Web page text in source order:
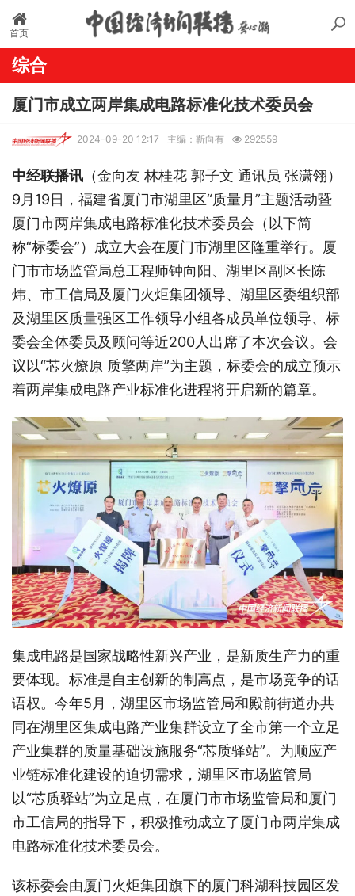
首页
综合
厦门市成立两岸集成电路标准化技术委员会
2024-09-20 12:17 主编：靳向有 292559
中经联播讯 （金向友 林桂花 郭子文 通讯员 张潇翎）
9月19日，福建省厦门市湖里区“质量月”主题活动暨
厦门市两岸集成电路标准化技术委员会（以下简
称“标委会”）成立大会在厦门市湖里区隆重举行。厦
门市市场监管局总工程师钟向阳、湖里区副区长陈
炜、市工信局及厦门火炬集团领导、湖里区委组织部
及湖里区质量强区工作领导小组各成员单位领导、标
委会全体委员及顾问等近200人出席了本次会议。会
议以“芯火燎原 质擎两岸”为主题，标委会的成立预示
着两岸集成电路产业标准化进程将开启新的篇章。
集成电路是国家战略性新兴产业，是新质生产力的重
要体现。标准是自主创新的制高点，是市场竞争的话
语权。今年5月，湖里区市场监管局和殿前街道办共
同在湖里区集成电路产业集群设立了全市第一个立足
产业集群的质量基础设施服务“芯质驿站”。为顺应产
业链标准化建设的迫切需求，湖里区市场监管局
以“芯质驿站”为立足点，在厦门市市场监管局和厦门
市工信局的指导下，积极推动成立了厦门市两岸集成
电路标准化技术委员会。
该标委会由厦门火炬集团旗下的厦门科湖科技园区发